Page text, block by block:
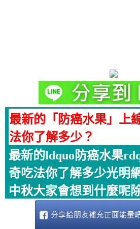
最新的「防癌水果」上
法你了解多少？
最新的ldquo防癌水果
奇吃法你了解多少光明
中秋大家會想到什麼呢